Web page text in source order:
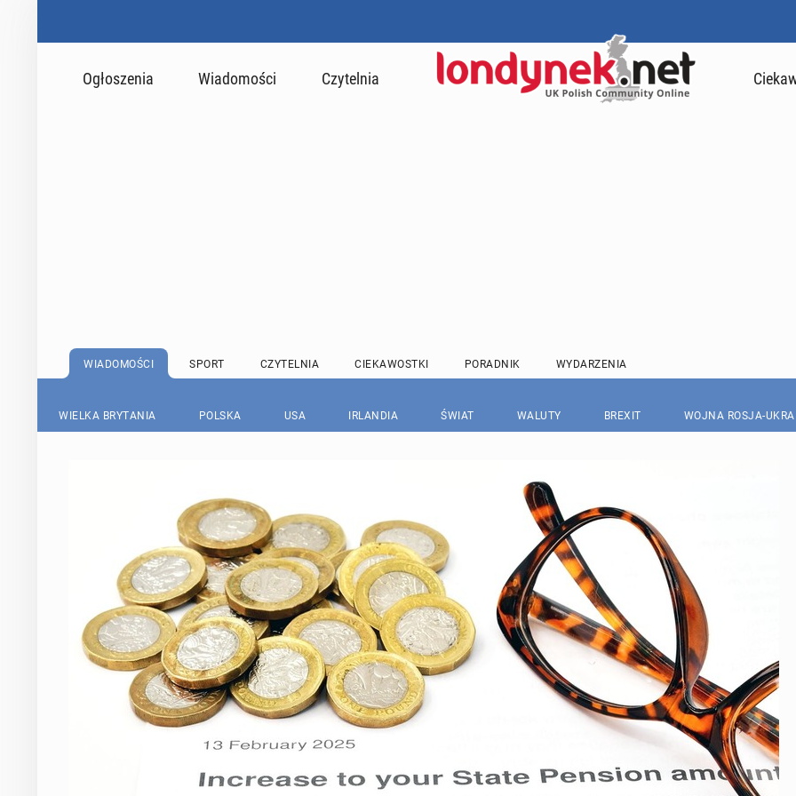
Ogłoszenia Wiadomości Czytelnia
WIADOMOŚCI SPORT CZYTELNIA CIEKAWOSTKI PORADNIK WYDARZENIA
WIELKA BRYTANIA POLSKA USA IRLANDIA ŚWIAT WALUTY BREXIT WOJNA ROSJA-